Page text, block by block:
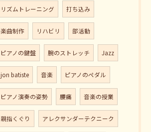
リズムトレーニング 打ち込み
楽曲制作 リハビリ 部活動
ピアノの鍵盤 腕のストレッチ Jazz
jon batiste 音楽 ピアノのペダル
ピアノ演奏の姿勢 腰痛 音楽の授業
親指くぐり アレクサンダーテクニーク